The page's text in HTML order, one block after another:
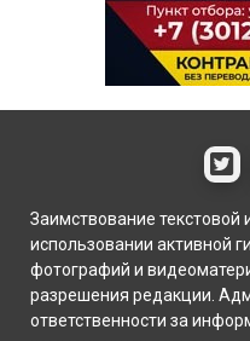
Заимствование
использовании активной
фотографий и
разрешения редакции.
ответственности за